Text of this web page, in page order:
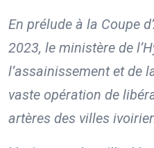
En prélude à la Coupe
2023, le ministère de
l’assainissement et de
vaste opération de
artères des villes